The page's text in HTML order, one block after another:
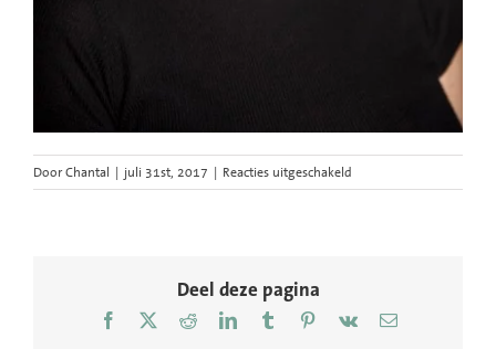
DoorChantal | juli 31st, 2017 | Reacties uitgeschakeld
ArtEZ-
01
Deel deze pagina
Facebook
X RedditLinkedInTumblrPinterest
Vk
E-